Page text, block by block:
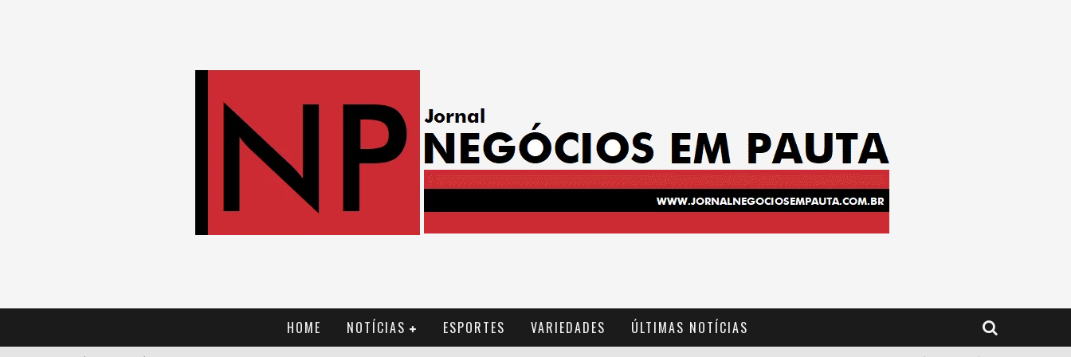
HOME NOTÍCIAS ESPORTES VARIEDADES ÚLTIMAS NOTÍCIAS